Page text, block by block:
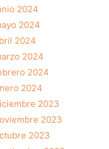
2024
2024
2024
2024
2024
2024
2023
2023
2023